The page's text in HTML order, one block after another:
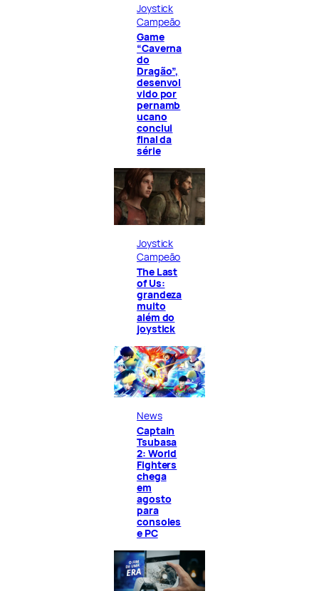
Joystick
Campeão
Game
“Caverna
do
Dragão”,
desenvol
vido por
pernamb
ucano
conclui
final da
série
Joystick
Campeão
The Last
of Us:
grandeza
muito
além do
joystick
News
Captain
Tsubasa
2: World
Fighters
chega
em
agosto
para
consoles
e PC